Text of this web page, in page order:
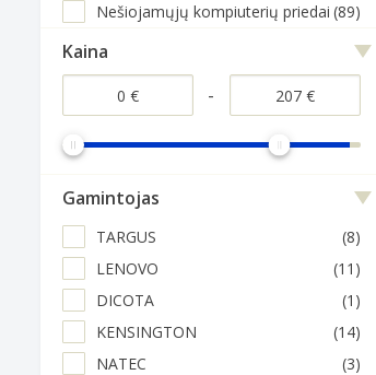
Nešiojamųjų kompiuterių priedai (89)
Kaina
-
Gamintojas
TARGUS
(8)
LENOVO
(11)
DICOTA
(1)
KENSINGTON
(14)
NATEC
(3)